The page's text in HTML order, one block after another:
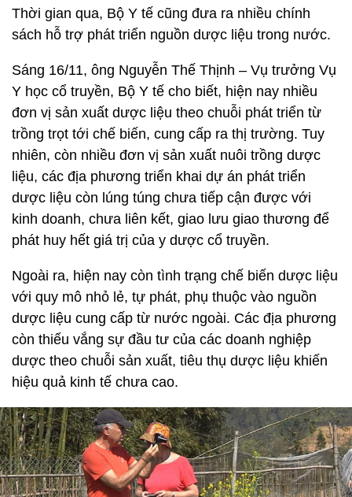
Thời gian qua, Bộ Y tế cũng đưa ra nhiều chính
sách hỗ trợ phát triển nguồn dược liệu trong nước.
Sáng 16/11, ông Nguyễn Thế Thịnh – Vụ trưởng Vụ
Y học cổ truyền, Bộ Y tế cho biết, hiện nay nhiều
đơn vị sản xuất dược liệu theo chuỗi phát triển từ
trồng trọt tới chế biến, cung cấp ra thị trường. Tuy
nhiên, còn nhiều đơn vị sản xuất nuôi trồng dược
liệu, các địa phương triển khai dự án phát triển
dược liệu còn lúng túng chưa tiếp cận được với
kinh doanh, chưa liên kết, giao lưu giao thương để
phát huy hết giá trị của y dược cổ truyền.
Ngoài ra, hiện nay còn tình trạng chế biến dược liệu
với quy mô nhỏ lẻ, tự phát, phụ thuộc vào nguồn
dược liệu cung cấp từ nước ngoài. Các địa phương
còn thiếu vắng sự đầu tư của các doanh nghiệp
dược theo chuỗi sản xuất, tiêu thụ dược liệu khiến
hiệu quả kinh tế chưa cao.